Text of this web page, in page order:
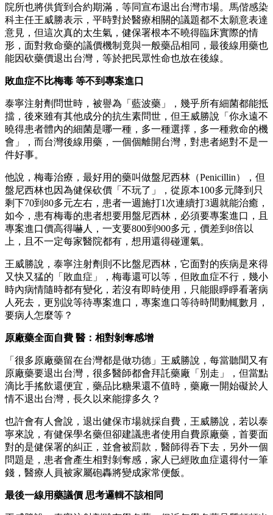
院所也將供貨到合約期滿，等同宣布退出台灣市場。馬偕感染
科主任王威勝表示，平時對於醫療相關的議題都不太願意表達
意見，但這次真的太生氣，健保署根本不曉得臨床實際的情
形，面對救命藥的議價機制竟與一般藥品相同，最後線用藥也
能因砍藥價退出台灣，等於把民眾性命也放在後線。
敗血症不比梅毒 等不到專案進口
泰寧注射劑問世時，被譽為「藍波藥」，幾乎所有細菌都能抵
擋，後來雖有其他成分的抗生素問世，但王威勝說「你永遠不
曉得患者體內的細菌是哪一種，多一種選擇，多一種救命的機
會」，而台灣後線用藥，一個個離開台灣，對患者絕對不是一
件好事。
他說，梅毒治療，最好用的藥叫做盤尼西林（Penicillin），但
盤尼西林也因為健保砍價「不玩了」，從原本100多元降到只
剩下70到80多元左右，患者一週施打1次連續打3週就能治癒，
如今，患有梅毒的患者想要用盤尼西林，必須要專案進口，且
專案進口價高得嚇人，一支要800到900多元，價差到8倍以
上，且不一定每家醫院都有，想用還得碰運氣。
王威勝說，泰寧注射劑則不比盤尼西林，它面對的疾病是來得
又快又猛的「敗血症」，梅毒還可以等，但敗血症不行，幾小
時內病情隨時都有變化，若沒有即時使用，只能眼睜睜看著病
人死去，更別說等待專案進口，專案進口等待時間動輒數月，
要病人怎麼等？
原廠藥全面自費 醫：相對剝奪感增
「很多原廠藥留在台灣都是做功德」王威勝說，每當聽聞又有
原廠藥要退出台灣，很多醫師都會拜託藥廠「別走」，但當點
滴比手搖飲還便宜，藥品比糖果還不值時，藥廠一開始礙於人
情不退出台灣，長久以來能撐多久？
也許會有人會說，退出健保市場就採自費，王威勝說，若以泰
寧來說，有健保學名藥但卻建議患者使用自費原廠藥，首要面
對的是健保署的糾正，並會被罰款，醫師得吞下去，另外一個
問題是，患者會產生相對剝奪感，家人已經敗血症還得付一筆
錢，醫療人員被家屬砲轟將變成家常便飯。
最後一線用藥議價 思考邏輯不該相同